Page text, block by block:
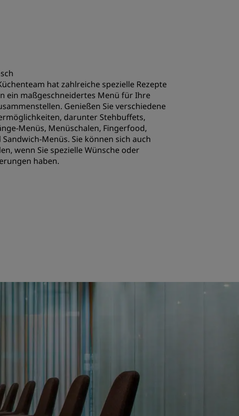
hat zahlreiche spezielle Rezepte
ein maßgeschneidertes Menü für Ihre
Genießen Sie verschiedene
darunter Stehbuffets,
Menüs, Menüschalen, Fingerfood,
Sandwich-Menüs. Sie können sich auch
wenn Sie spezielle Wünsche oder
haben.